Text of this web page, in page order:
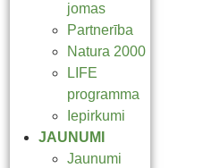
jomas
Partnerība
Natura 2000
LIFE
programma
Iepirkumi
JAUNUMI
Jaunumi